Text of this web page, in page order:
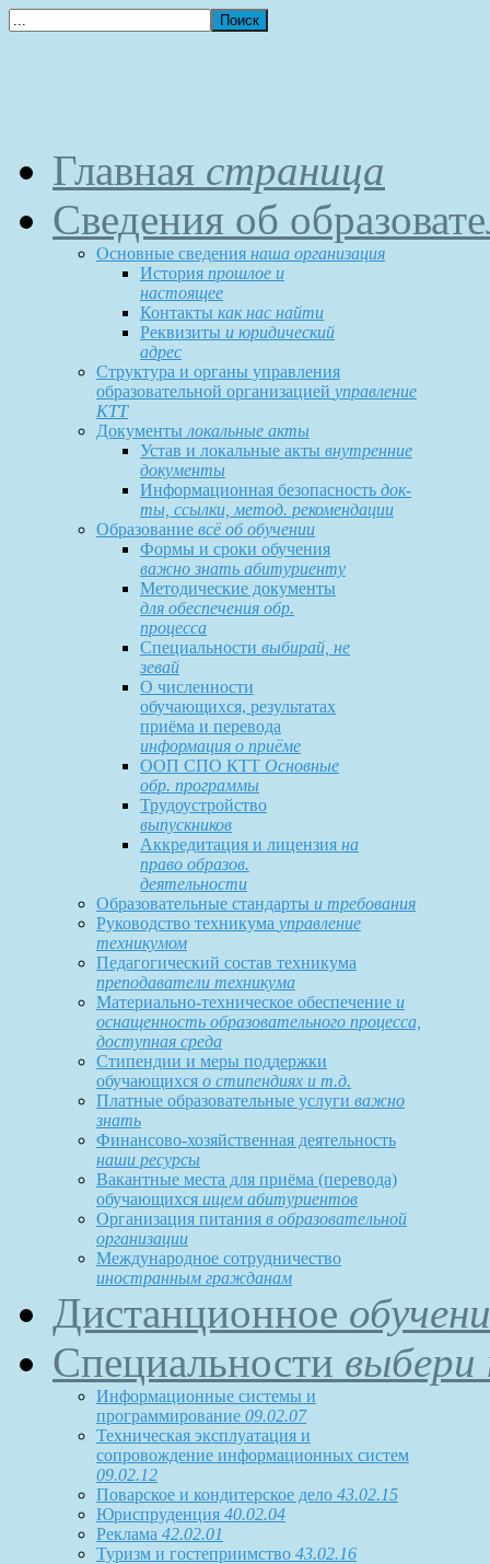
Главная страница
Сведения об
Основные сведения наша организация
История прошлое и
настоящее
Контакты как нас найти
Реквизиты и юридический
адрес
Структура и органы управления
образовательной организацией управление
КТТ
Документы локальные акты
Устав и локальные акты внутренние
документы
Информационная безопасность док-
ты, ссылки, метод. рекомендации
Образование всё об обучении
Формы и сроки обучения
важно знать абитуриенту
Методические документы
для обеспечения обр.
процесса
Специальности выбирай, не
зевай
О численности
обучающихся, результатах
приёма и перевода
информация о приёме
ООП СПО КТТ Основные
обр. программы
Трудоустройство
выпускников
Аккредитация и лицензия на
право образов.
деятельности
Образовательные стандарты и требования
Руководство техникума управление
техникумом
Педагогический состав техникума
преподаватели техникума
Материально-техническое обеспечение и
оснащенность образовательного процесса,
доступная среда
Стипендии и меры поддержки
обучающихся о стипендиях и т.д.
Платные образовательные услуги важно
знать
Финансово-хозяйственная деятельность
наши ресурсы
Вакантные места для приёма (перевода)
обучающихся ищем абитуриентов
Организация питания в образовательной
организации
Международное сотрудничество
иностранным гражданам
Дистанционное
Специальности выбери
Информационные системы и
программирование 09.02.07
Техническая эксплуатация и
сопровождение информационных систем
09.02.12
Поварское и кондитерское дело 43.02.15
Юриспруденция 40.02.04
Реклама 42.02.01
Туризм и гостеприимство 43.02.16